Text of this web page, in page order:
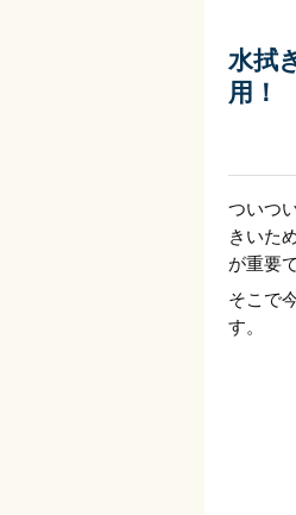
水拭
用！
ついつ
きいた
が重要
そこで
す。